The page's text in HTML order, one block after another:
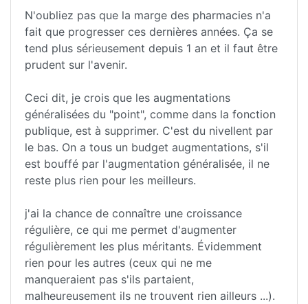
N'oubliez pas que la marge des pharmacies n'a
fait que progresser ces dernières années. Ça se
tend plus sérieusement depuis 1 an et il faut être
prudent sur l'avenir.
Ceci dit, je crois que les augmentations
généralisées du "point", comme dans la fonction
publique, est à supprimer. C'est du nivellent par
le bas. On a tous un budget augmentations, s'il
est bouffé par l'augmentation généralisée, il ne
reste plus rien pour les meilleurs.
j'ai la chance de connaître une croissance
régulière, ce qui me permet d'augmenter
régulièrement les plus méritants. Évidemment
rien pour les autres (ceux qui ne me
manqueraient pas s'ils partaient,
malheureusement ils ne trouvent rien ailleurs ...).